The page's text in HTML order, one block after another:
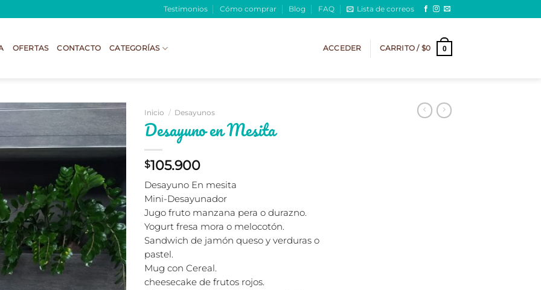
Testimonios Cómo comprar Blog FAQ Lista de correos
OFERTAS CONTACTO CATEGORÍAS ACCEDER CARRITO / $0 0
Inicio / Desayunos
Desayuno en Mesita
$105.900
Desayuno En mesita
Mini-Desayunador
Jugo fruto manzana pera o durazno.
Yogurt fresa mora o melocotón.
Sandwich de jamón queso y verduras o
pastel.
Mug con Cereal.
cheesecake de frutos rojos.